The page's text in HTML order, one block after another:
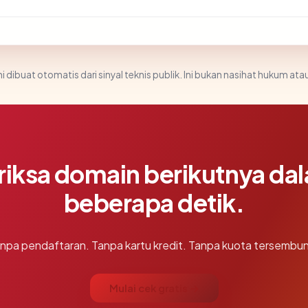
dibuat otomatis dari sinyal teknis publik. Ini bukan nasihat hukum
domain berikutnya
beberapa detik.
pendaftaran. Tanpa kartu kredit. Tanpa kuota
Mulai cek gratis →